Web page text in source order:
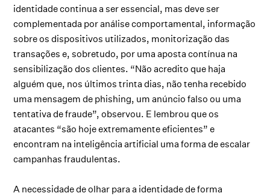
identidade continua a ser essencial, mas deve ser
complementada por análise comportamental, informação
sobre os dispositivos utilizados, monitorização das
transações e, sobretudo, por uma aposta contínua na
sensibilização dos clientes. “Não acredito que haja
alguém que, nos últimos trinta dias, não tenha recebido
uma mensagem de phishing, um anúncio falso ou uma
tentativa de fraude”, observou. E lembrou que os
atacantes “são hoje extremamente eficientes” e
encontram na inteligência artificial uma forma de escalar
campanhas fraudulentas.
A necessidade de olhar para a identidade de forma